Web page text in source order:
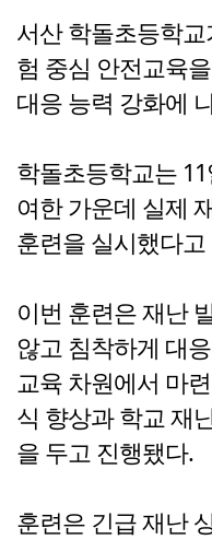
서산 학돌초등학
험 중심 안전교육
대응 능력 강화에
학돌초등학교는
여한 가운데 실제
훈련을 실시했다
이번 훈련은 재난
않고 침착하게 대
교육 차원에서 마
식 향상과 학교 재
을 두고 진행됐다.
훈련은 긴급 재난